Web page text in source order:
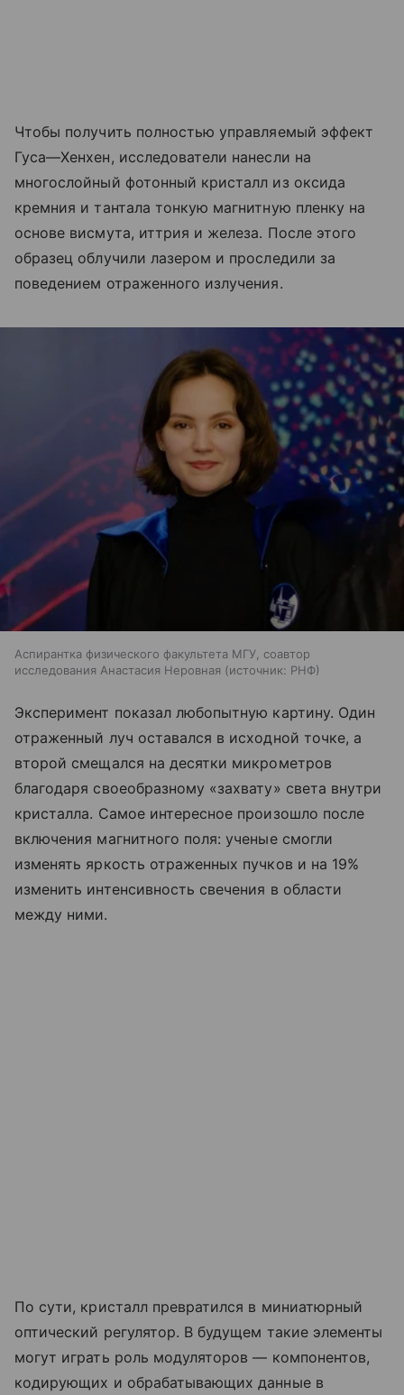
Чтобы получить полностью управляемый эффект
Гуса—Хенхен, исследователи нанесли на
многослойный фотонный кристалл из оксида
кремния и тантала тонкую магнитную пленку на
основе висмута, иттрия и железа. После этого
образец облучили лазером и проследили за
поведением отраженного излучения.
Аспирантка физического факультета МГУ, соавтор
исследования Анастасия Неровная
источник: РНФ
Эксперимент показал любопытную картину. Один
отраженный луч оставался в исходной точке, а
второй смещался на десятки микрометров
благодаря своеобразному «захвату» света внутри
кристалла. Самое интересное произошло после
включения магнитного поля: ученые смогли
изменять яркость отраженных пучков и на 19%
изменить интенсивность свечения в области
между ними.
По сути, кристалл превратился в миниатюрный
оптический регулятор. В будущем такие элементы
могут играть роль модуляторов — компонентов,
кодирующих и обрабатывающих данные в